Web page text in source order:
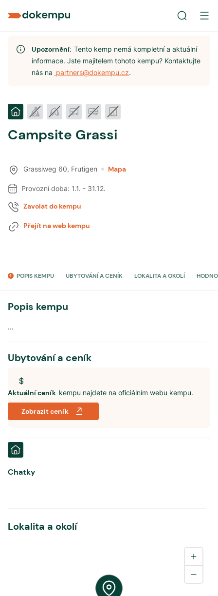
Upozornění:Tento kemp nemá kompletní a aktuální
informace. Jste majitelem tohoto kempu? Kontaktujte
nás na partners@dokempu.cz.
Campsite Grassi
Grassiweg 60, Frutigen Mapa
Provozní doba: 1.1. - 31.12.
Zavolat do kempu
Přejít na web kempu
POPIS KEMPU UBYTOVÁNÍ A CENÍK LOKALITA A OKOLÍ
Popis kempu
...
Ubytování a ceník
Aktuální ceník kempu najdete na oficiálním webu kempu.
Zobrazit ceník
Chatky
Lokalita a okolí